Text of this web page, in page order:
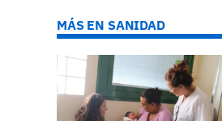
MÁS EN SANIDAD